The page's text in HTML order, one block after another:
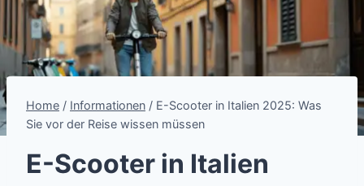
Home / Informationen / E-Scooter in Italien 2025: Was
Sie vor der Reise wissen müssen
E-Scooter in Italien